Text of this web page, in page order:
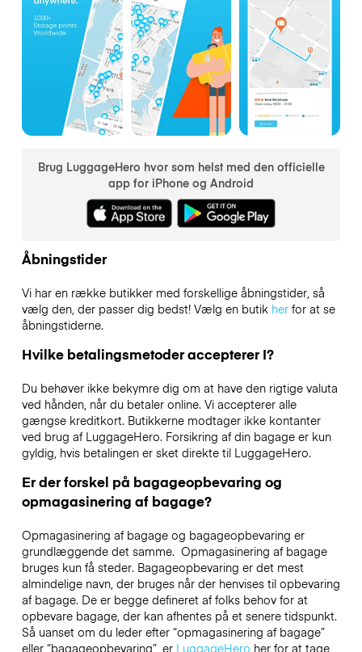
Brug LuggageHero hvor som helst med den officielle
app for iPhone og Android
Åbningstider
Vi har en række butikker med forskellige åbningstider, så
vælg den, der passer dig bedst! Vælg en butik herfor at se
åbningstiderne.
Hvilke betalingsmetoder accepterer I?
Du behøver ikke bekymre dig om at have den rigtige valuta
ved hånden, når du betaler online. Vi accepterer alle
gængse kreditkort. Butikkerne modtager ikke kontanter
ved brug af LuggageHero. Forsikring af din bagage er kun
gyldig, hvis betalingen er sket direkte til LuggageHero.
Er der forskel på bagageopbevaring og
opmagasinering af bagage?
Opmagasinering af bagage og bagageopbevaring er
grundlæggende det samme. Opmagasinering af bagage
bruges kun få steder. Bagageopbevaring er det mest
almindelige navn, der bruges når der henvises til opbevaring
af bagage. De er begge defineret af folks behov for at
opbevare bagage, der kan afhentes på et senere tidspunkt.
Så uanset om du leder efter “opmagasinering af bagage”
eller “bagageopbevaring”, erLuggageHero her for at tage